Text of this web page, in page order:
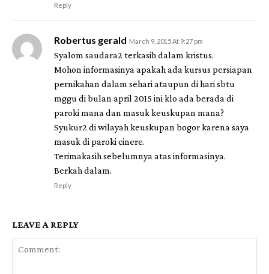
Reply
Robertus gerald March 9, 2015 At 9:27 pm
Syalom saudara2 terkasih dalam kristus.
Mohon informasinya apakah ada kursus persiapan
pernikahan dalam sehari ataupun di hari sbtu
mggu di bulan april 2015 ini klo ada berada di
paroki mana dan masuk keuskupan mana?
Syukur2 di wilayah keuskupan bogor karena saya
masuk di paroki cinere.
Terimakasih sebelumnya atas informasinya.
Berkah dalam.
Reply
LEAVE A REPLY